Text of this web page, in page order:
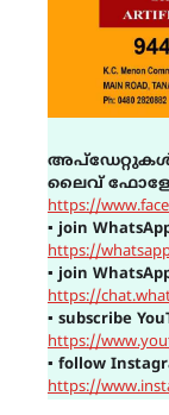
അപ്ഡേറ്റുകൾ
ലൈവ് ഫോളോ
https://
▪ join
https://
▪ join
https://
▪ subscribe
https://
▪ follow
https://